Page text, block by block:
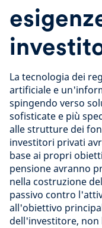
La tecnologia dei
artificiale e
spingendo verso
sofisticate e più
alle strutture dei
investitori privati
base ai propri
pensione avranno
nella costruzione
passivo contro
all'obiettivo
dell'investitore,